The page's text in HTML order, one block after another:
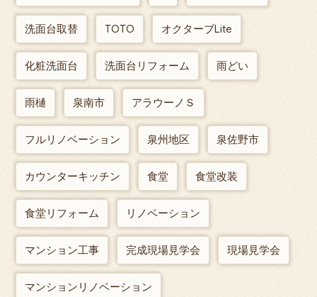
洗面台取替 TOTO オクターブLite
化粧洗面台 洗面台リフォーム 雨どい
雨樋 泉南市 アラウーノＳ
フルリノベーション 泉州地区 泉佐野市
カウンターキッチン 食堂 食堂改装
食堂リフォーム リノベーション
マンション工事 完成現場見学会 現場見学会
マンションリノベーション